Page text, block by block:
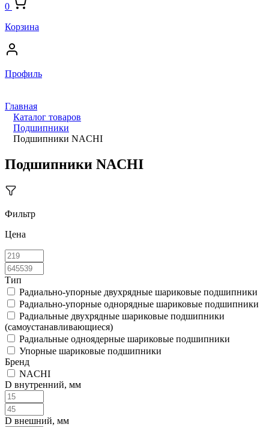
0
Корзина
Профиль
Главная
Каталог товаров
Подшипники
Подшипники NACHI
Подшипники NACHI
Фильтр
Цена
Тип
Радиально-упорные двухрядные шариковые подшипники
Радиально-упорные однорядные шариковые подшипники
Радиальные двухрядные шариковые подшипники
(самоустанавливающиеся)
Радиальные одноядерные шариковые подшипники
Упорные шариковые подшипники
Бренд
NACHI
D внутренний, мм
D внешний, мм